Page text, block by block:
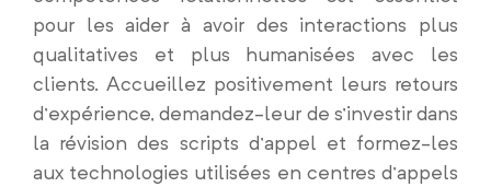
pour les aider à avoir des interactions plus
qualitatives et plus humanisées avec les
clients. Accueillez positivement leurs retours
d’expérience, demandez-leur de s’investir dans
la révision des scripts d’appel et formez-les
aux technologies utilisées en centres d’appels